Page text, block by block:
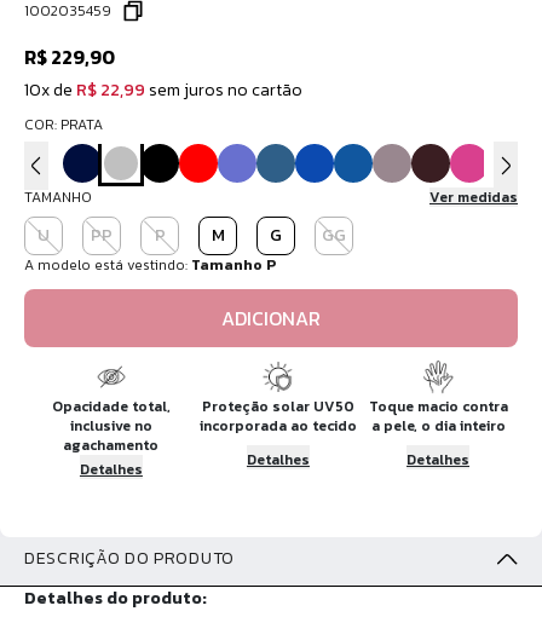
1002035459
R$ 229,90
10x de R$ 22,99 sem juros no cartão
COR: PRATA
TAMANHO Ver medidas
U PP P M G GG
A modelo está vestindo: Tamanho P
ADICIONAR
Opacidade total,
inclusive no
agachamento
Detalhes
Proteção solar UV50
incorporada ao tecido
Detalhes
Toque macio contra
a pele, o dia inteiro
Detalhes
DESCRIÇÃO DO PRODUTO
Detalhes do produto: